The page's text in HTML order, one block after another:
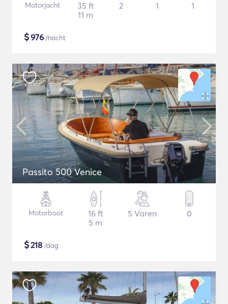
Motorjacht
35 ft
11 m
2 1 1
$976 /nacht
Passito 500 Venice
Motorboot
16 ft
5 m
5 Varen 0
$218 /dag